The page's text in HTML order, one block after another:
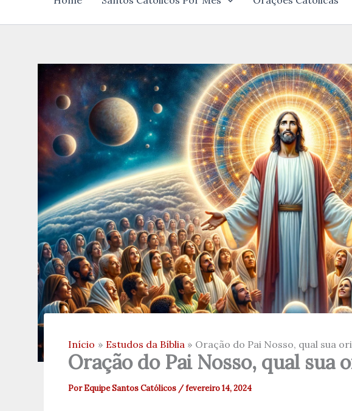
Início Estudos da Bíblia Oração do Pai Nosso, qual sua
Oração do Pai Nosso, qual sua
PorEquipe Santos Católicos /fevereiro 14, 2024